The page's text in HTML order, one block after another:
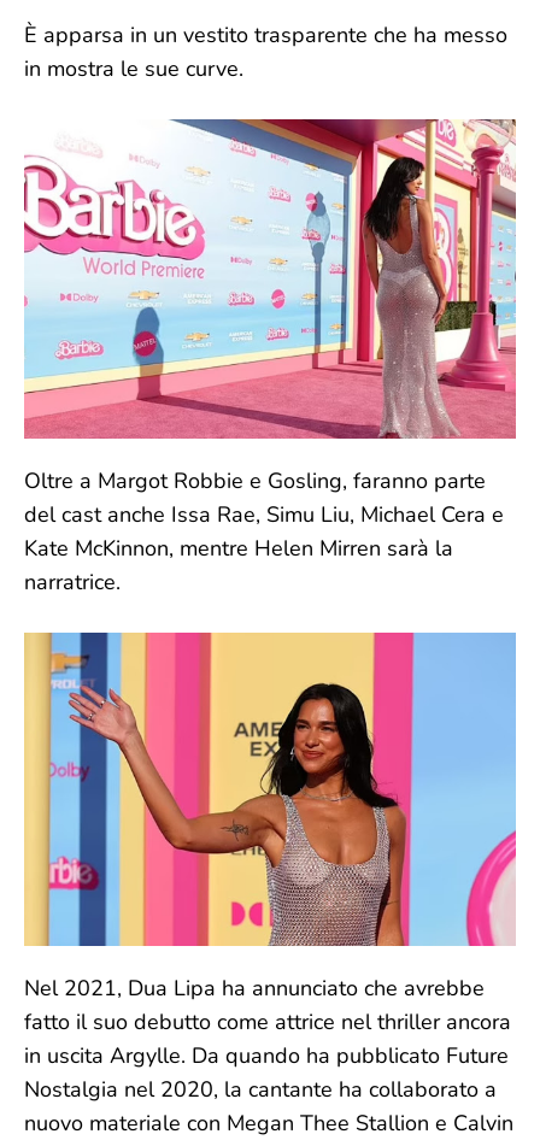
È apparsa in un vestito trasparente che ha messo
in mostra le sue curve.
Oltre a Margot Robbie e Gosling, faranno parte
del cast anche Issa Rae, Simu Liu, Michael Cera e
Kate McKinnon, mentre Helen Mirren sarà la
narratrice.
Nel 2021, Dua Lipa ha annunciato che avrebbe
fatto il suo debutto come attrice nel thriller ancora
in uscita Argylle. Da quando ha pubblicato Future
Nostalgia nel 2020, la cantante ha collaborato a
nuovo materiale con Megan Thee Stallion e Calvin